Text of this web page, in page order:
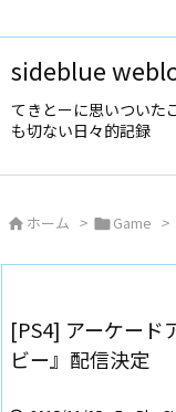
sideblue
てきとーに思いついた
も切ない日々的記録
 ホーム > Game >
[PS4] アーケード
ビー』配信決定